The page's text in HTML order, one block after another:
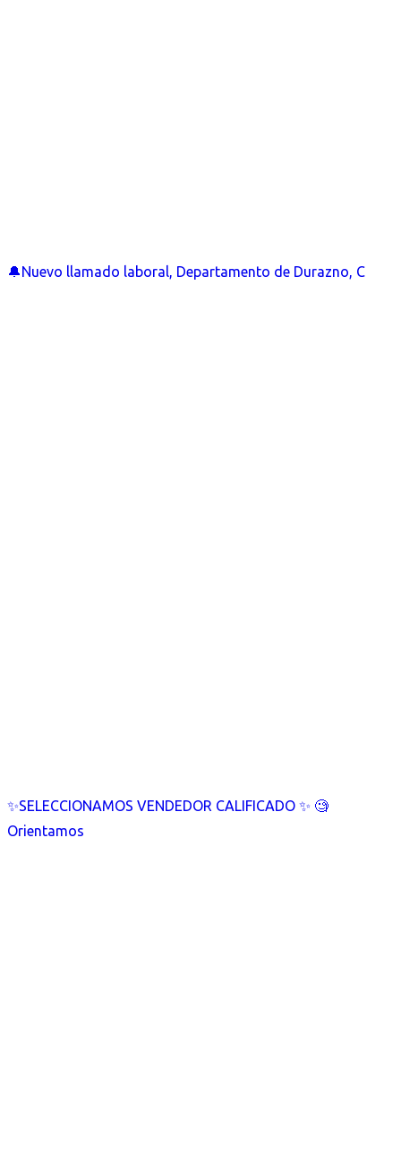
🔔Nuevo llamado laboral, Departamento de Durazno, C
✨SELECCIONAMOS VENDEDOR CALIFICADO ✨ 🧐
Orientamos